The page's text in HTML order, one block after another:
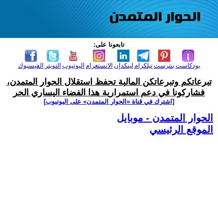
تابعونا على:
الفيسبوك التويتر اليوتيوب الانستغرام لينكدإن تيلكرامبنترست بودكاست
تبرعاتكم وتبرعاتكن المالية تحفظ استقلال الحوار المتمدن،
فشاركونا في دعم استمرارية هذا الفضاء اليساري الحر
[اشترك في قناة ‫«الحوار المتمدن» على اليوتيوب]
الحوار المتمدن - موبايل
الموقع الرئيسي